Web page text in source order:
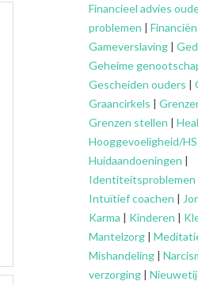
Financieel advies
problemen | Financiën
Gameverslaving |
Geheime
Gescheiden ouders |
Graancirkels |
Grenzen stellen |
Hooggevoeligheid/
Huidaandoeningen |
Identiteitsproblemen
Intuïtief coachen |
Karma | Kinderen |
Mantelzorg |
Mishandeling |
verzorging |